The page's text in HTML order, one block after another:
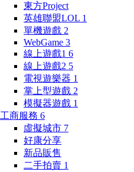
東方Project
英雄聯盟LOL 1
單機遊戲 2
WebGame 3
線上遊戲1 6
線上遊戲2 5
電視遊樂器 1
掌上型遊戲 2
模擬器遊戲 1
工商服務 6
虛擬城市 7
好康分享
新品販售
二手拍賣 1